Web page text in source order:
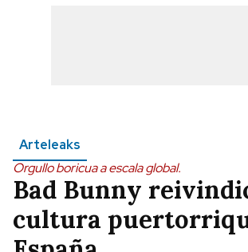
Arteleaks
Orgullo boricua a escala global.
Bad Bunny
cultura